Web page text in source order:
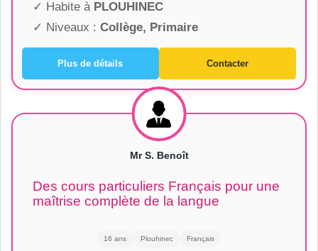
✓ Habite à PLOUHINEC
✓ Niveaux : Collège, Primaire
Plus de détails Contacter
Mr S. Benoît
Des cours particuliers Français pour une
maîtrise complète de la langue
16 ans Plouhinec Français